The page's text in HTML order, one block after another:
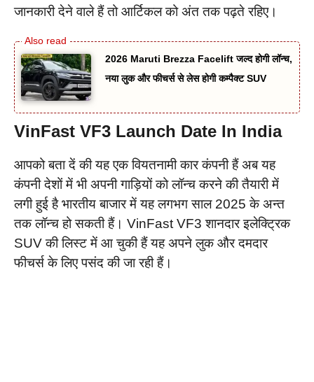
जानकारी देने वाले हैं तो आर्टिकल को अंत तक पढ़ते रहिए।
2026 Maruti Brezza Facelift जल्द होगी लॉन्च,
नया लुक और फीचर्स से लेस होगी कम्पैक्ट SUV
VinFast VF3 Launch Date In India
आपको बता दें की यह एक वियतनामी कार कंपनी हैं अब यह
कंपनी देशों में भी अपनी गाड़ियों को लॉन्च करने की तैयारी में
लगी हुई है भारतीय बाजार में यह लगभग साल 2025 के अन्त
तक लॉन्च हो सकती हैं। VinFast VF3 शानदार इलेक्ट्रिक
SUV की लिस्ट में आ चुकी हैं यह अपने लुक और दमदार
फीचर्स के लिए पसंद की जा रही हैं।